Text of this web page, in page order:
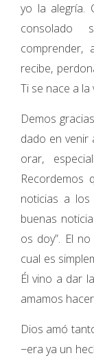
yo la alegría.
consolado
comprender,
recibe,
Ti se nace a la
Demos
dado en venir
orar,
Recordemos
noticias a
buenas
os doy”. El
cual es
Él vino a dar
amamos
Dios amó
−era ya un